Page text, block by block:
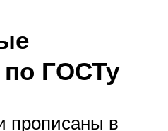
по ГОСТу
прописаны в